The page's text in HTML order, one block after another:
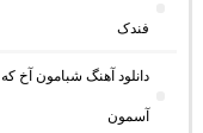
فندک
دانلود آهنگ شبامون آخ
آسمون